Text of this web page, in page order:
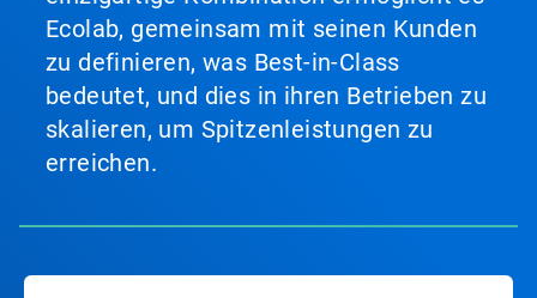
Ecolab, gemeinsam mit seinen Kunden
zu definieren, was Best-in-Class
bedeutet, und dies in ihren Betrieben zu
skalieren, um Spitzenleistungen zu
erreichen.